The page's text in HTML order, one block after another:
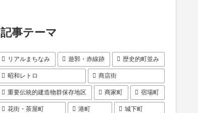
記事テーマ
リアルまちなみ 遊郭・赤線跡 歴史的町並み
昭和レトロ 商店街
重要伝統的建造物群保存地区 商家町 宿場町
花街・茶屋町 港町 城下町